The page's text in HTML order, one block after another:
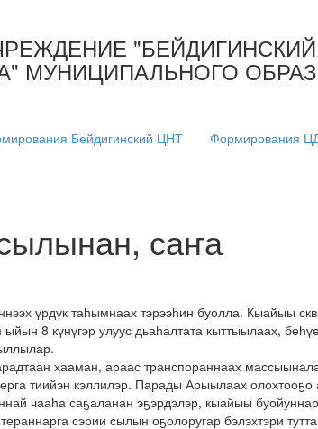
МУНИЦИПАЛЬНОГО
Бейдигинский ЦНТ Формирования ЦД
саҥа
үрдүк таһымнаах тэрээһин буолла. Кыайыы
8 күнүгэр улуус дьаһалтата кыттыылаах,
хааман, араас транспораннаах
тиийэн кэллилэр. Парады Арыылаах олохтооҕо
чааһа саҕаланан эҕэрдэлэр, кыайыы
сэрии сылын оҕолоругар бэлэхтэри